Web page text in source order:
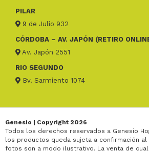
PILAR
9 de Julio 932
CÓRDOBA – AV. JAPÓN (RETIRO
Av. Japón 2551
RIO SEGUNDO
Bv. Sarmiento 1074
Genesio | Copyright 2026
Todos los derechos reservados a Genesio
los productos queda sujeta a confirmación al
fotos son a modo ilustrativo. La venta de